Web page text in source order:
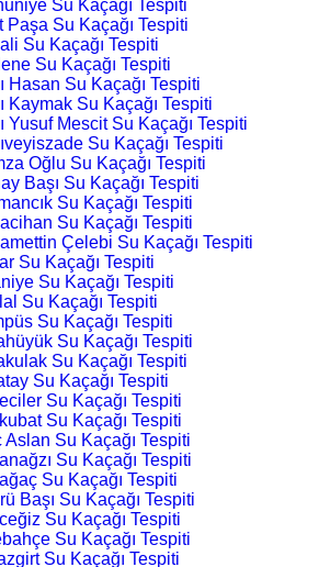
Su Kaçağı Tespiti
Paşa Su Kaçağı Tespiti
Su Kaçağı Tespiti
Su Kaçağı Tespiti
Hasan Su Kaçağı Tespiti
Kaymak Su Kaçağı Tespiti
Yusuf Mescit Su Kaçağı Tespiti
Su Kaçağı Tespiti
Oğlu Su Kaçağı Tespiti
Başı Su Kaçağı Tespiti
Su Kaçağı Tespiti
Su Kaçağı Tespiti
Çelebi Su Kaçağı Tespiti
Su Kaçağı Tespiti
Su Kaçağı Tespiti
Su Kaçağı Tespiti
Su Kaçağı Tespiti
Su Kaçağı Tespiti
Su Kaçağı Tespiti
Su Kaçağı Tespiti
Su Kaçağı Tespiti
Su Kaçağı Tespiti
Aslan Su Kaçağı Tespiti
Su Kaçağı Tespiti
Su Kaçağı Tespiti
Başı Su Kaçağı Tespiti
Su Kaçağı Tespiti
Su Kaçağı Tespiti
Su Kaçağı Tespiti